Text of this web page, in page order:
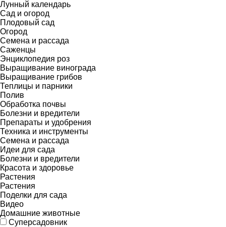
Лунный календарь
Сад и огород
Плодовый сад
Огород
Семена и рассада
Саженцы
Энциклопедия роз
Выращивание винограда
Выращивание грибов
Теплицы и парники
Полив
Обработка почвы
Болезни и вредители
Препараты и удобрения
Техника и инструменты
Семена и рассада
Идеи для сада
Болезни и вредители
Красота и здоровье
Растения
Растения
Поделки для сада
Видео
Домашние животные
Суперсадовник